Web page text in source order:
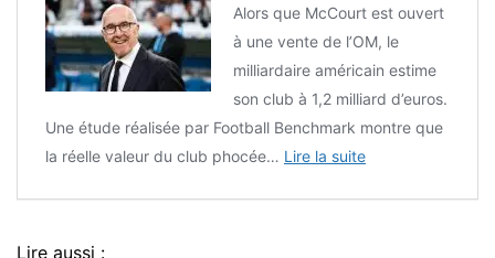
Alors que McCourt est ouvert
à une vente de l’OM, le
milliardaire américain estime
son club à 1,2 milliard d’euros.
Une étude réalisée par Football Benchmark montre que
la réelle valeur du club phocée… Lire la suite
Lire aussi :